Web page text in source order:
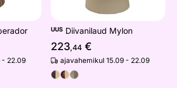
- 22.09
UUS Diivanilaud Mylon
223,44 €
ajavahemikul 15.09 - 22.09